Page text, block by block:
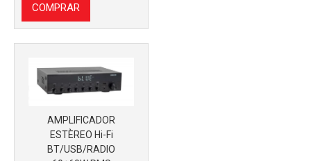
COMPRAR
AMPLIFICADOR
ESTÈREO Hi-Fi
BT/USB/RADIO